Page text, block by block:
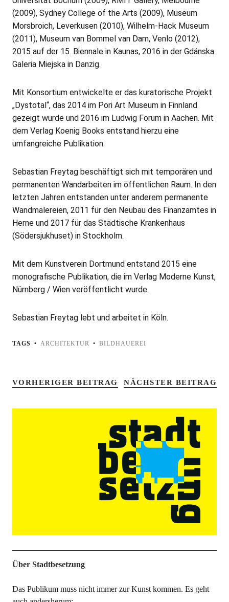
(2009), Sydney College of the Arts (2009), Museum
Morsbroich, Leverkusen (2010), Wilhelm-Hack Museum
(2011), Museum van Bommel van Dam, Venlo (2012),
2015 auf der 15. Biennale in Kaunas, 2016 in der Gdánska
Galeria Miejska in Danzig.
Mit Konsortium entwickelte er das kuratorische Projekt
„Dystotal“, das 2014 im Pori Art Museum in Finnland
gezeigt wurde und 2016 im Ludwig Forum in Aachen. Mit
dem Verlag Koenig Books entstand hierzu eine
umfangreiche Publikation.
Sebastian Freytag beschäftigt sich mit temporären und
permanenten Wandarbeiten im öffentlichen Raum. In den
letzten Jahren entstanden unter anderem permanente
Wandmalereien, 2011 für den Neubau des Finanzamtes in
Herne und 2017 für das Städtische Krankenhaus
(Södersjukhuset) in Stockholm.
Mit dem Kunstverein Dortmund entstand 2015 eine
monografische Publikation, die im Verlag Moderne Kunst,
Nürnberg / Wien veröffentlicht wurde.
Sebastian Freytag lebt und arbeitet in Köln.
TAGS ARCHITEKTUR BILDHAUEREI
VORHERIGER BEITRAG NÄCHSTER BEITRAG
Über Stadtbesetzung
Das Publikum muss nicht immer zur Kunst kommen. Es geht